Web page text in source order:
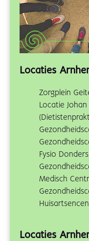
Locaties
Zorgplein
Locatie
Fysio
Medisch
Locaties